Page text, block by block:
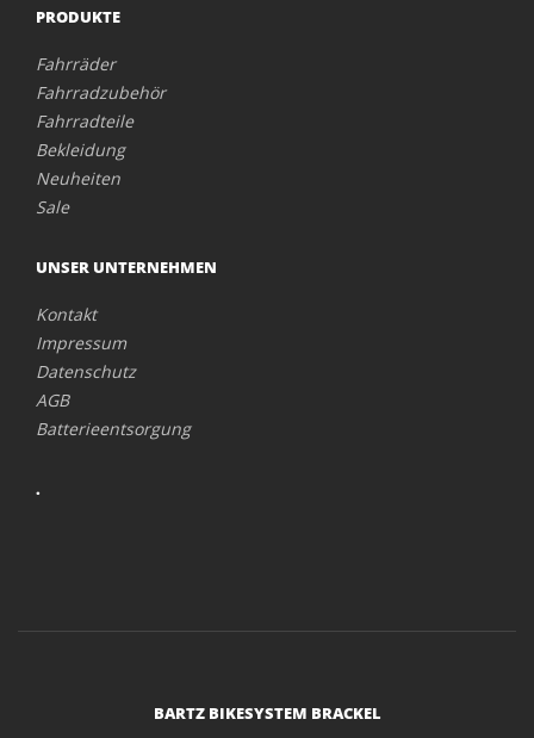
PRODUKTE
Fahrräder
Fahrradzubehör
Fahrradteile
Bekleidung
Neuheiten
Sale
UNSER UNTERNEHMEN
Kontakt
Impressum
Datenschutz
AGB
Batterieentsorgung
.
BARTZ BIKESYSTEM BRACKEL